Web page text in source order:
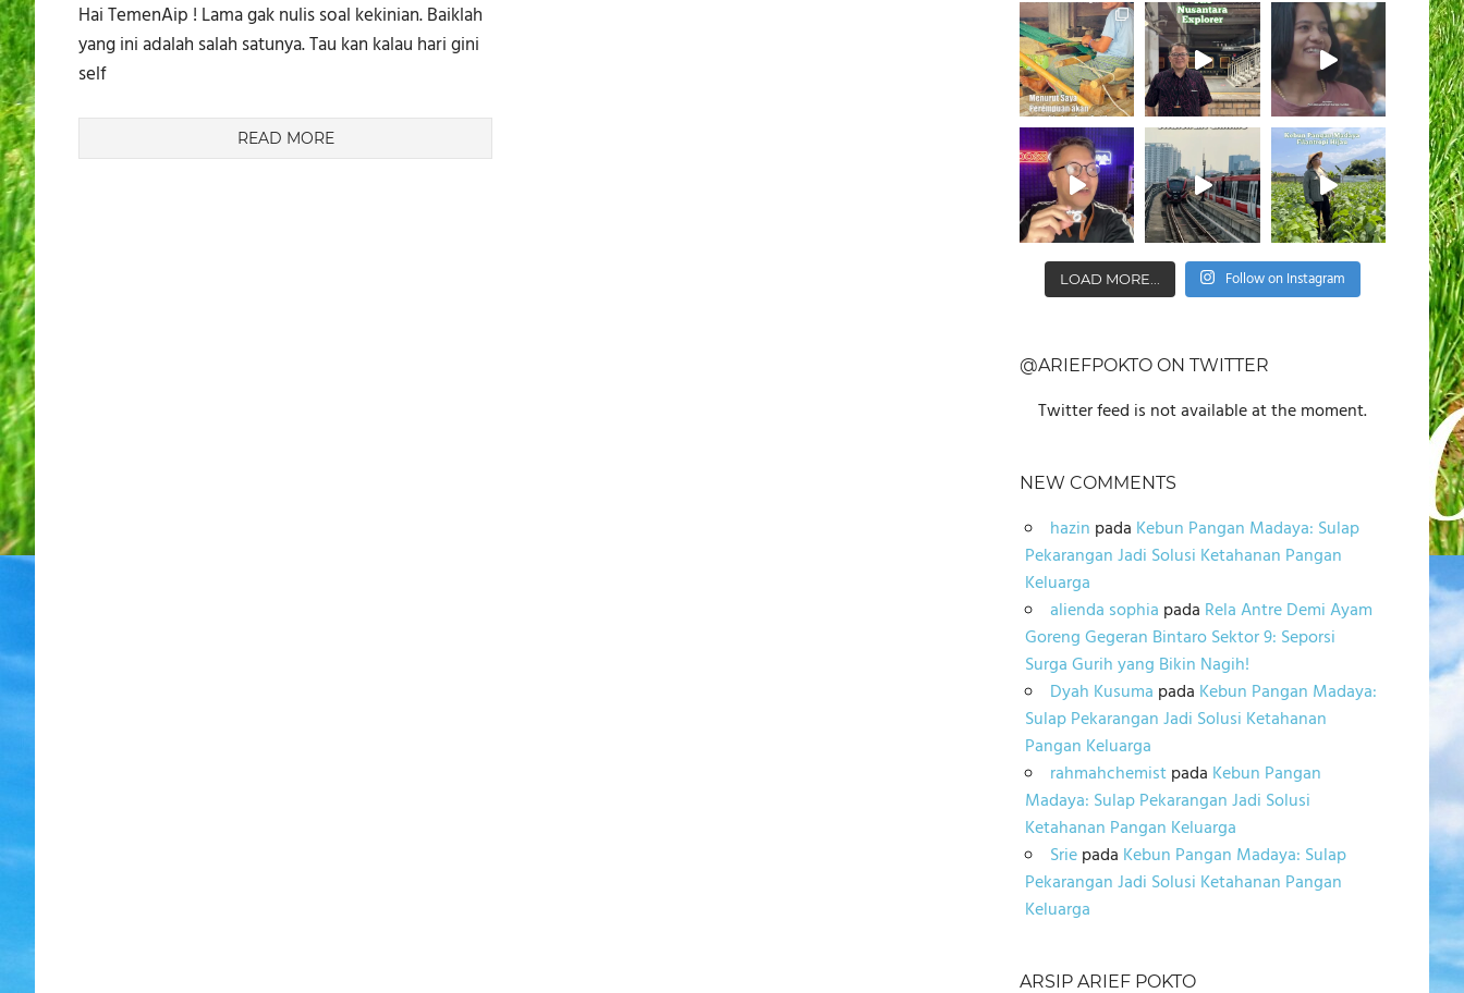
Hai TemenAip ! Lama gak nulis soal kekinian. Baiklah
yang ini adalah salah satunya. Tau kan kalau hari gini
self
READ MORE
LOAD MORE... Follow on Instagram
@ARIEFPOKTO ON TWITTER
Twitter feed is not available at the moment.
NEW COMMENTS
hazin pada Kebun Pangan Madaya: Sulap
Pekarangan Jadi Solusi Ketahanan Pangan
Keluarga
alienda sophia pada Rela Antre Demi Ayam
Goreng Gegeran Bintaro Sektor 9: Seporsi
Surga Gurih yang Bikin Nagih!
Dyah Kusuma pada Kebun Pangan Madaya:
Sulap Pekarangan Jadi Solusi Ketahanan
Pangan Keluarga
rahmahchemistpada Kebun Pangan
Madaya: Sulap Pekarangan Jadi Solusi
Ketahanan Pangan Keluarga
Sriepada Kebun Pangan Madaya: Sulap
Pekarangan Jadi Solusi Ketahanan Pangan
Keluarga
ARSIP ARIEF POKTO